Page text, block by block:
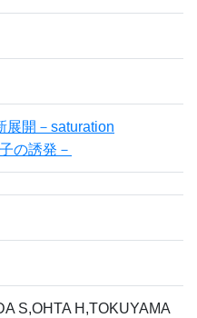
展開－saturation
の誘発－
S,OHTA H,TOKUYAMA